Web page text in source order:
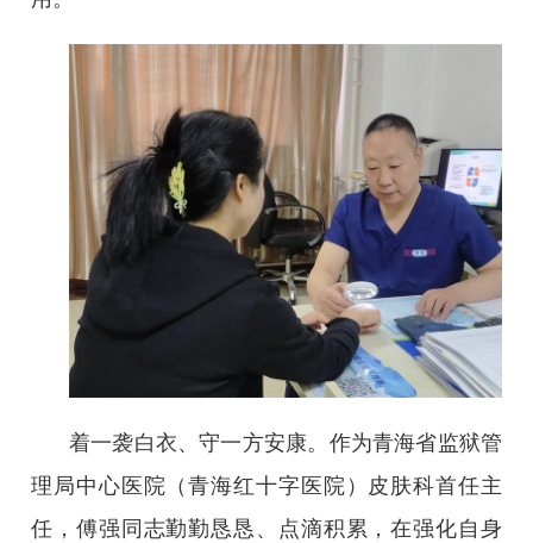
着一袭白衣、守一方安康。作为青海省监狱管
理局中心医院（青海红十字医院）皮肤科首任主
任，傅强同志勤勤恳恳、点滴积累，在强化自身